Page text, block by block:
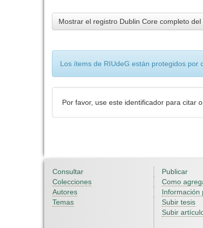
Mostrar el registro Dublin Core completo del
Los ítems de RIUdeG están protegidos
Por favor, use este identificador para citar
Consultar
Colecciones
Autores
Temas
Publicar
Como
Información
Subir tesis
Subir